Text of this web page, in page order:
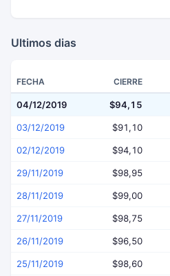
Ultimos dias
FECHA CIERRE
04/12/2019 $94,15
03/12/2019 $91,10
02/12/2019 $94,10
29/11/2019 $98,95
28/11/2019 $99,00
27/11/2019 $98,75
26/11/2019 $96,50
25/11/2019 $98,60